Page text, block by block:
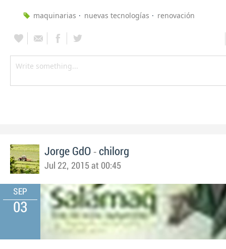
maquinarias nuevas tecnologías renovación
Jorge GdO - chilorg
Jul 22, 2015 at 00:45
SEP
03